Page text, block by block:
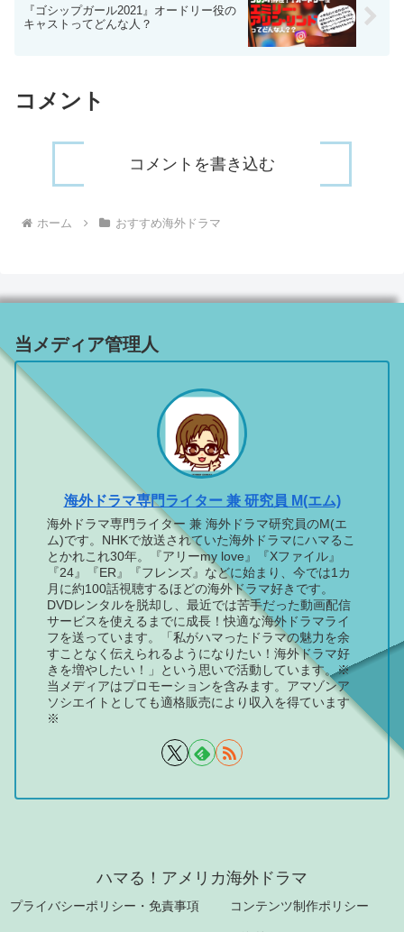
『ゴシップガール2021』オードリー役の
キャストってどんな人？
コメント
コメントを書き込む
ホーム おすすめ海外ドラマ
当メディア管理人
海外ドラマ専門ライター 兼 研究員 M(エム)
海外ドラマ専門ライター 兼 海外ドラマ研究員のM(エ
ム)です。NHKで放送されていた海外ドラマにハマるこ
とかれこれ30年。『アリーmy love』『Xファイル』
『24』『ER』『フレンズ』などに始まり、今では1カ
月に約100話視聴するほどの海外ドラマ好きです。
DVDレンタルを脱却し、最近では苦手だった動画配信
サービスを使えるまでに成長！快適な海外ドラマライ
フを送っています。「私がハマったドラマの魅力を余
すことなく伝えられるようになりたい！海外ドラマ好
きを増やしたい！」という思いで活動しています。※
当メディアはプロモーションを含みます。アマゾンア
ソシエイトとしても適格販売により収入を得ています
※
ハマる！アメリカ海外ドラマ
プライバシーポリシー・免責事項 コンテンツ制作ポリシー